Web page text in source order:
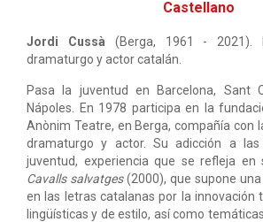
Castellano
Jordi Cussà (Berga, 1961 - 2021).
dramaturgo y actor catalán.
Pasa la juventud en Barcelona, Sant
Nápoles. En 1978 participa en la
Anònim Teatre, en Berga, compañía con
dramaturgo y actor. Su adicción a
juventud, experiencia que se refleja en
Cavalls salvatges(2000), que supone
en las letras catalanas por la innovación
lingüísticas y de estilo, así como